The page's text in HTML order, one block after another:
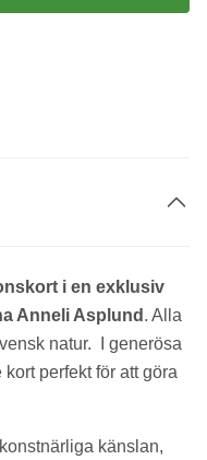
i en exklusiv
Anneli Asplund . Alla
natur. I generösa
perfekt för att göra
känslan,